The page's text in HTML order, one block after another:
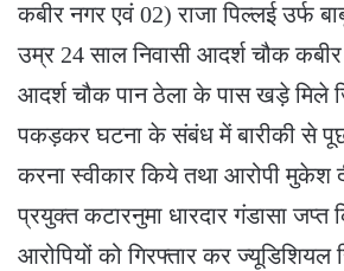
कबीर नगर एवं 02) राजा पिल्लई उर्फ
उम्र 24 साल निवासी आदर्श चौक
आदर्श चौक पान ठेला के पास खड़े मिले
पकड़कर घटना के संबंध में बारीकी से
करना स्वीकार किये तथा आरोपी मुकेश
प्रयुक्त कटारनुमा धारदार गंडासा जप्त
आरोपियों को गिरफ्तार कर ज्यूडिशियल